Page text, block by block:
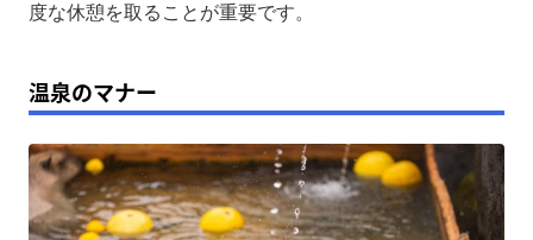
度な休憩を取ることが重要です。
温泉のマナー